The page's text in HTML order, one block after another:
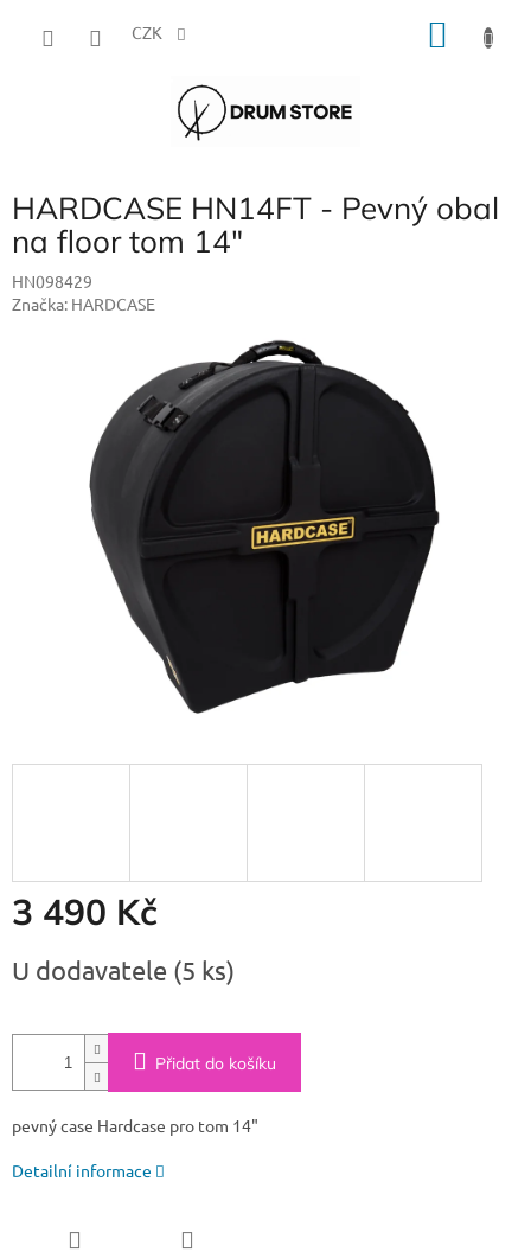
CZK
HARDCASE HN14FT - Pevný obal
na floor tom 14"
HN098429
Značka: HARDCASE
3 490 Kč
cena:
U dodavatele (5 ks)
Přidat do košíku
pevný case Hardcase pro tom 14"
Detailní informace